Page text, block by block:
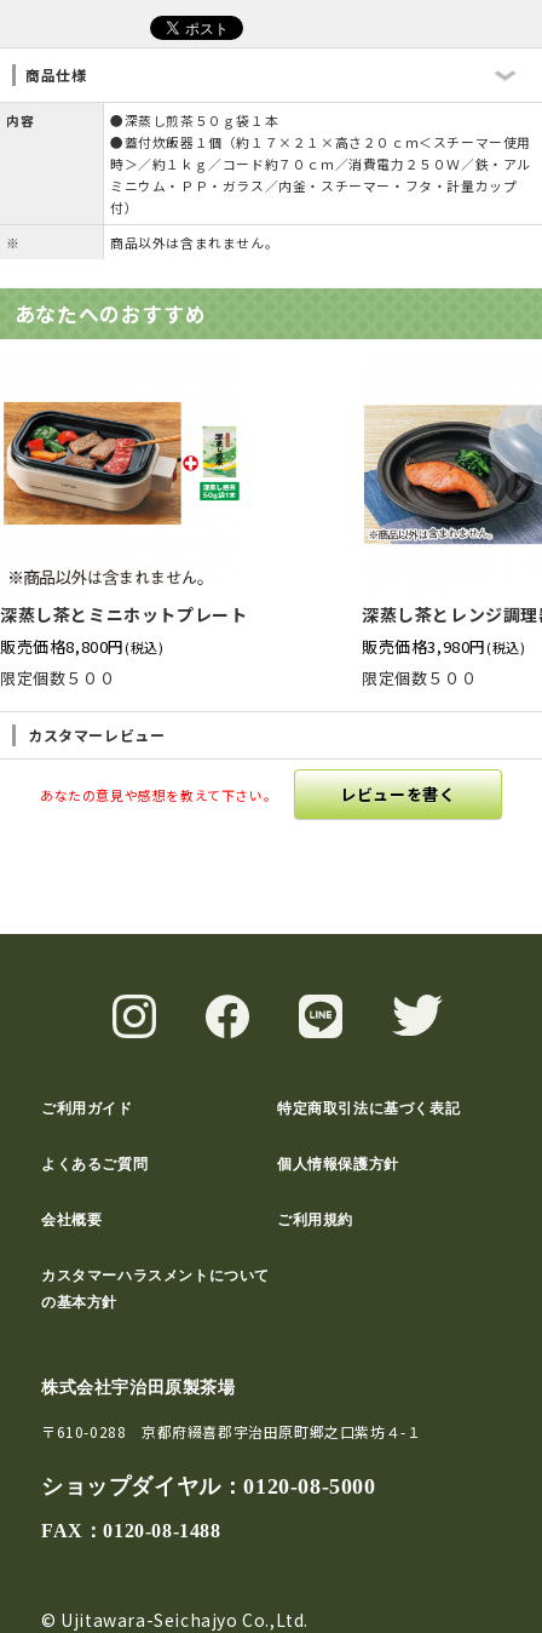
商品仕様
内容
●深蒸し煎茶５０ｇ袋１本
●蓋付炊飯器１個（約１７×２１×高さ２０ｃｍ＜スチーマー使用
時＞／約１ｋｇ／コード約７０ｃｍ／消費電力２５０Ｗ／鉄・アル
ミニウム・ＰＰ・ガラス／内釜・スチーマー・フタ・計量カップ
付）
※
商品以外は含まれません。
あなたへのおすすめ
深蒸し茶とミニホットプレート
販売価格8,800円(税込)
限定個数５００
深蒸し茶とレンジ調
販売価格3,980円(税込)
限定個数５００
カスタマーレビュー
あなたの意見や感想を教えて下さい。 レビューを書く
ご利用ガイド 特定商取引法に基づく表記
よくあるご質問 個人情報保護方針
会社概要 ご利用規約
カスタマーハラスメントについて
の基本方針
株式会社宇治田原製茶場
〒610-0288 京都府綴喜郡宇治田原町郷之口紫坊４-１
ショップダイヤル：0120-08-5000
FAX：0120-08-1488
© Ujitawara-Seichajyo Co.,Ltd.